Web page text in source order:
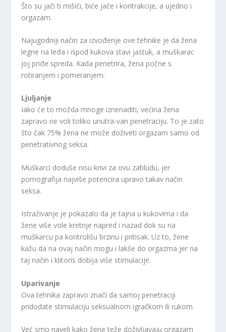
Što su jači ti mišići, biće jače i kontrakcije, a ujedno i
orgazam.
Najugodniji način za izvođenje ove tehnike je da žena
legne na leđa i ispod kukova stavi jastuk, a muškarac
joj priđe spreda. Kada penetrira, žena počne s
rotiranjem i pomeranjem.
Ljuljanje
Iako će to možda mnoge iznenaditi, većina žena
zapravo ne voli toliko unutra-van penetraciju. To je zato
što čak 75% žena ne može doživeti orgazam samo od
penetrativnog seksa.
Muškarci doduše nisu krivi za ovu zabludu, jer
pornografija najviše potencira upravo takav način
seksa.
Istraživanje je pokazalo da je tajna u kukovima i da
žene više vole kretnje napred i nazad dok su na
muškarcu pa kontrolišu brzinu i pritisak. Uz to, žene
kažu da na ovaj način mogu i lakše do orgazma jer na
taj način i klitoris dobija više stimulacije.
Uparivanje
Ova tehnika zapravo znači da samoj penetraciji
pridodate stimulaciju seksualnom igračkom ili rukom.
Već smo naveli kako žene teže doživljavaju orgazam